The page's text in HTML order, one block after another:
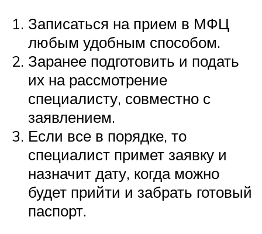
Записаться на прием в МФЦ
любым удобным способом.
Заранее подготовить и подать
их на рассмотрение
специалисту, совместно с
заявлением.
Если все в порядке, то
специалист примет заявку и
назначит дату, когда можно
будет прийти и забрать готовый
паспорт.